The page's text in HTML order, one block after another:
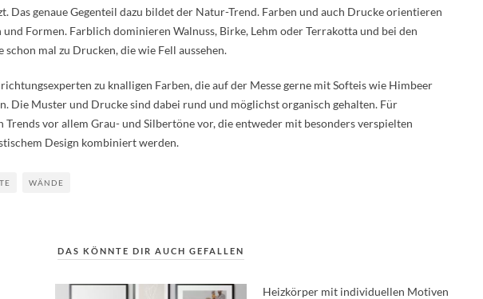
Das genaue Gegenteil dazu bildet der Natur-Trend. Farben und auch Drucke orientieren
Formen. Farblich dominieren Walnuss, Birke, Lehm oder Terrakotta und bei den
mal zu Drucken, die wie Fell aussehen.
zu knalligen Farben, die auf der Messe gerne mit Softeis wie Himbeer
Die Muster und Drucke sind dabei rund und möglichst organisch gehalten. Für
Trends vor allem Grau- und Silbertöne vor, die entweder mit besonders verspielten
Design kombiniert werden.
WÄNDE
DAS KÖNNTE DIR AUCH GEFALLEN
Heizkörper mit individuellen Motiven